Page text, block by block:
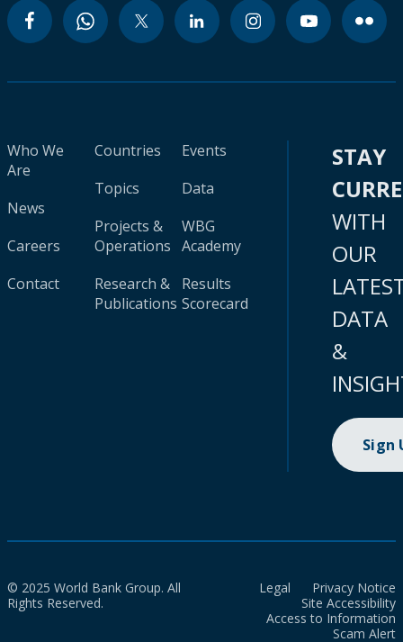
Who We
Are
News
Careers
Contact
Countries
Topics
Projects &
Operations
Research &
Publications
Events
Data
WBG
Academy
Results
Scorecard
STAY
WITH
OUR
DATA
&
Sign
© 2025 World Bank Group. All
Rights Reserved.
Legal
Privacy Notice
Site Accessibility
Access to Information
Scam Alert